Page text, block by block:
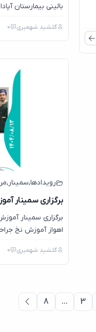
بالینی بیمارستان
گلشید شهمیری 0
رویدادها,سمینار ,
برگزاری سمینار
برگزاری سمینار
اهواز آموزش نخ
گلشید شهمیری 0
3
…
8